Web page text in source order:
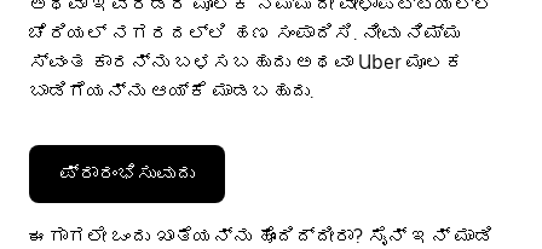
ಚೆರಿಯಲ್ ನಗರದಲ್ಲಿ ಹಣ ಸಂಪಾದಿಸಿ. ನೀವು ನಿಮ್ಮ
ಸ್ವಂತ ಕಾರನ್ನು ಬಳಸಬಹುದು ಅಥವಾ Uber ಮೂಲಕ
ಬಾಡಿಗೆಯನ್ನು ಆಯ್ಕೆ ಮಾಡಬಹುದು.
ಪ್ರಾರಂಭಿಸುವುದು
ಈಗಾಗಲೇ ಒಂದು ಖಾತೆಯನ್ನು ಹೊಂದಿದ್ದೀರಾ? ಸೈನ್ ಇನ್ ಮಾಡಿ